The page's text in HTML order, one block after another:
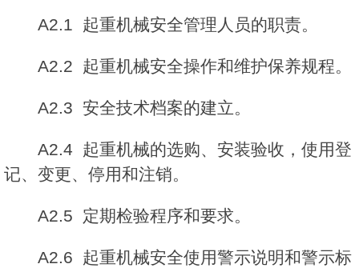
A2.1 起重机械安全管理人员的职责。
A2.2 起重机械安全操作和维护保养规程。
A2.3 安全技术档案的建立。
A2.4 起重机械的选购、安装验收，使用登
记、变更、停用和注销。
A2.5 定期检验程序和要求。
A2.6 起重机械安全使用警示说明和警示标